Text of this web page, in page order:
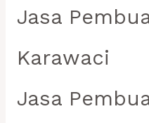
Jasa
Karawaci
Jasa